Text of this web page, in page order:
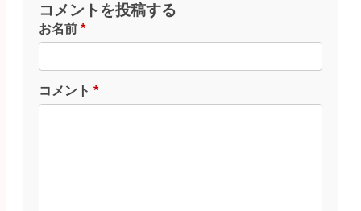
コメントを投稿する
お名前 *
コメント *